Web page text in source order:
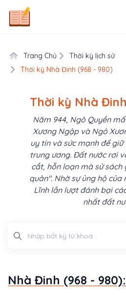
Trang Chủ
Thời kỳ lịch sử
Thời kỳ Nhà Đinh (968 - 980)
Thời kỳ Nhà
Năm 944, Ngô Quyền
Xương Ngập và Ngô
uy tín và sức mạnh để
trung ương. Đất nước rơi
cắt, hỗn loạn mà sử sách
quân". Nhờ sự ủng hộ của
Lĩnh lần lượt đánh bại
nhất đất
Nhà Đinh (968 - 980):